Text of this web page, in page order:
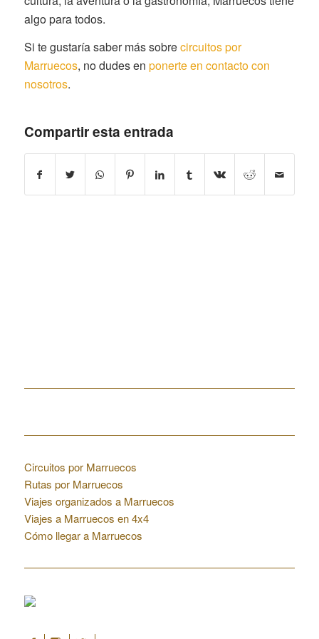
algo para todos.
Si te gustaría saber más sobrecircuitos por
Marruecos, no dudes en ponerte en contacto con
nosotros.
Compartir esta entrada
Circuitos por Marruecos
Rutas por Marruecos
Viajes organizados a Marruecos
Viajes a Marruecos en 4x4
Cómo llegar a Marruecos